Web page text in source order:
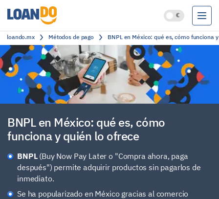
Préstamos
Créditos
Cuentas bancarias
loando.mx Métodos de pago BNPL en México: qué es, cómo funciona
BNPL en México: qué es, cómo
funciona y quién lo ofrece
BNPL(Buy Now Pay Later o "Compra ahora, paga
después") permite adquirir productos sin pagarlos de
inmediato.
Se ha popularizado en México gracias al comercio